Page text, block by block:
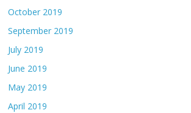
October 2019
September 2019
July 2019
June 2019
May 2019
April 2019